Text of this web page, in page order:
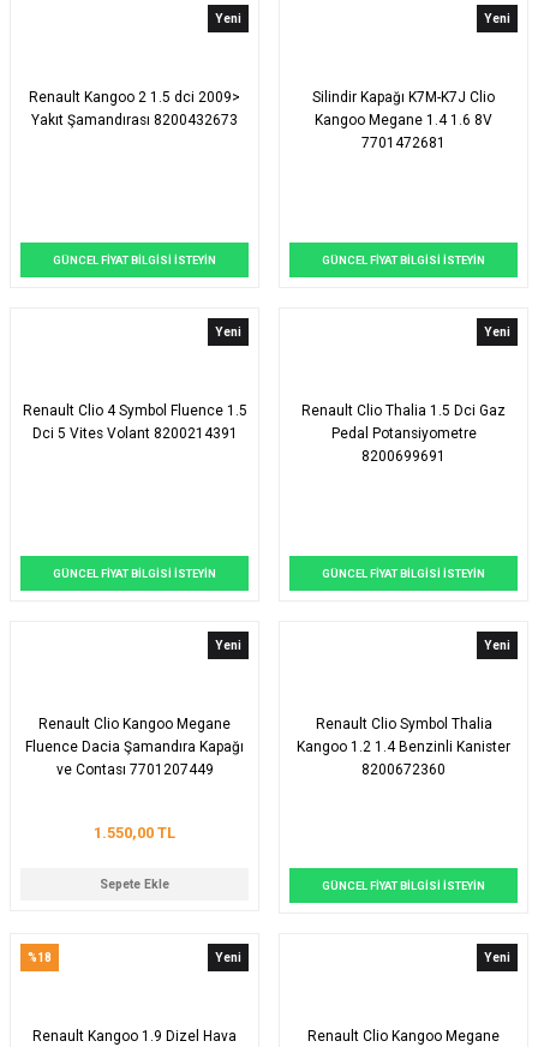
Yeni
Renault Kangoo 2 1.5 dci 2009>
Yakıt Şamandırası 8200432673
GÜNCEL FİYAT BİLGİSİ İSTEYİN
Yeni
Silindir Kapağı K7M-K7J Clio
Kangoo Megane 1.4 1.6 8V
7701472681
GÜNCEL FİYAT BİLGİSİ İSTEYİN
Yeni
Renault Clio 4 Symbol Fluence 1.5
Dci 5 Vites Volant 8200214391
GÜNCEL FİYAT BİLGİSİ İSTEYİN
Yeni
Renault Clio Thalia 1.5 Dci Gaz
Pedal Potansiyometre
8200699691
GÜNCEL FİYAT BİLGİSİ İSTEYİN
Yeni
Renault Clio Kangoo Megane
Fluence Dacia Şamandıra Kapağı
ve Contası 7701207449
1.550,00 TL
Sepete Ekle
Yeni
Renault Clio Symbol Thalia
Kangoo 1.2 1.4 Benzinli Kanister
8200672360
GÜNCEL FİYAT BİLGİSİ İSTEYİN
%18 Yeni
Renault Kangoo 1.9 Dizel Hava
Yeni
Renault Clio Kangoo Megane